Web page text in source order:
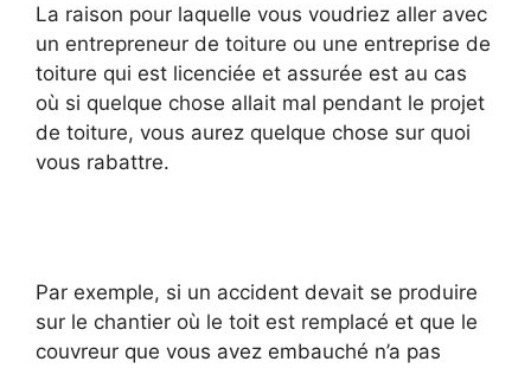
La raison pour laquelle vous voudriez aller avec
un entrepreneur de toiture ou une entreprise de
toiture qui est licenciée et assurée est au cas
où si quelque chose allait mal pendant le projet
de toiture, vous aurez quelque chose sur quoi
vous rabattre.
Par exemple, si un accident devait se produire
sur le chantier où le toit est remplacé et que le
couvreur que vous avez embauché n’a pas